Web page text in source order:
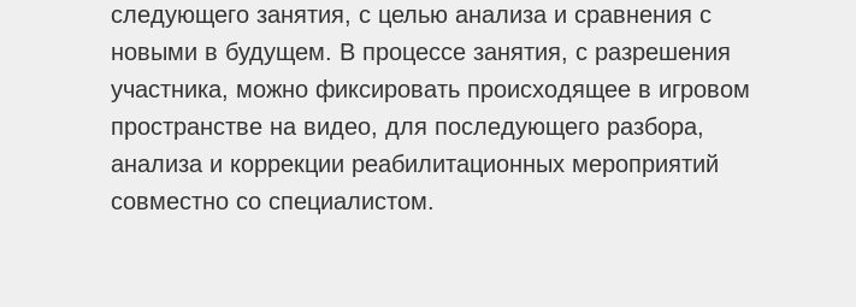
следующего занятия, с целью анализа и сравнения с
новыми в будущем. В процессе занятия, с разрешения
участника, можно фиксировать происходящее в игровом
пространстве на видео, для последующего разбора,
анализа и коррекции реабилитационных мероприятий
совместно со специалистом.